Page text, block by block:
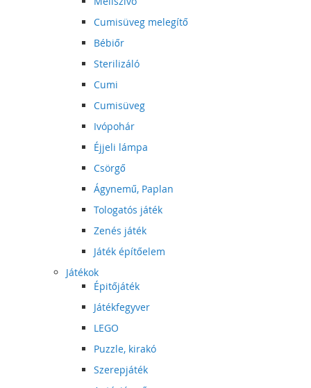
Cumisüveg melegítő
Bébiőr
Sterilizáló
Cumi
Cumisüveg
Ivópohár
Éjjeli lámpa
Csörgő
Ágynemű, Paplan
Tologatós játék
Zenés játék
Játék építőelem
Játékok
Épitőjáték
Játékfegyver
LEGO
Puzzle, kirakó
Szerepjáték